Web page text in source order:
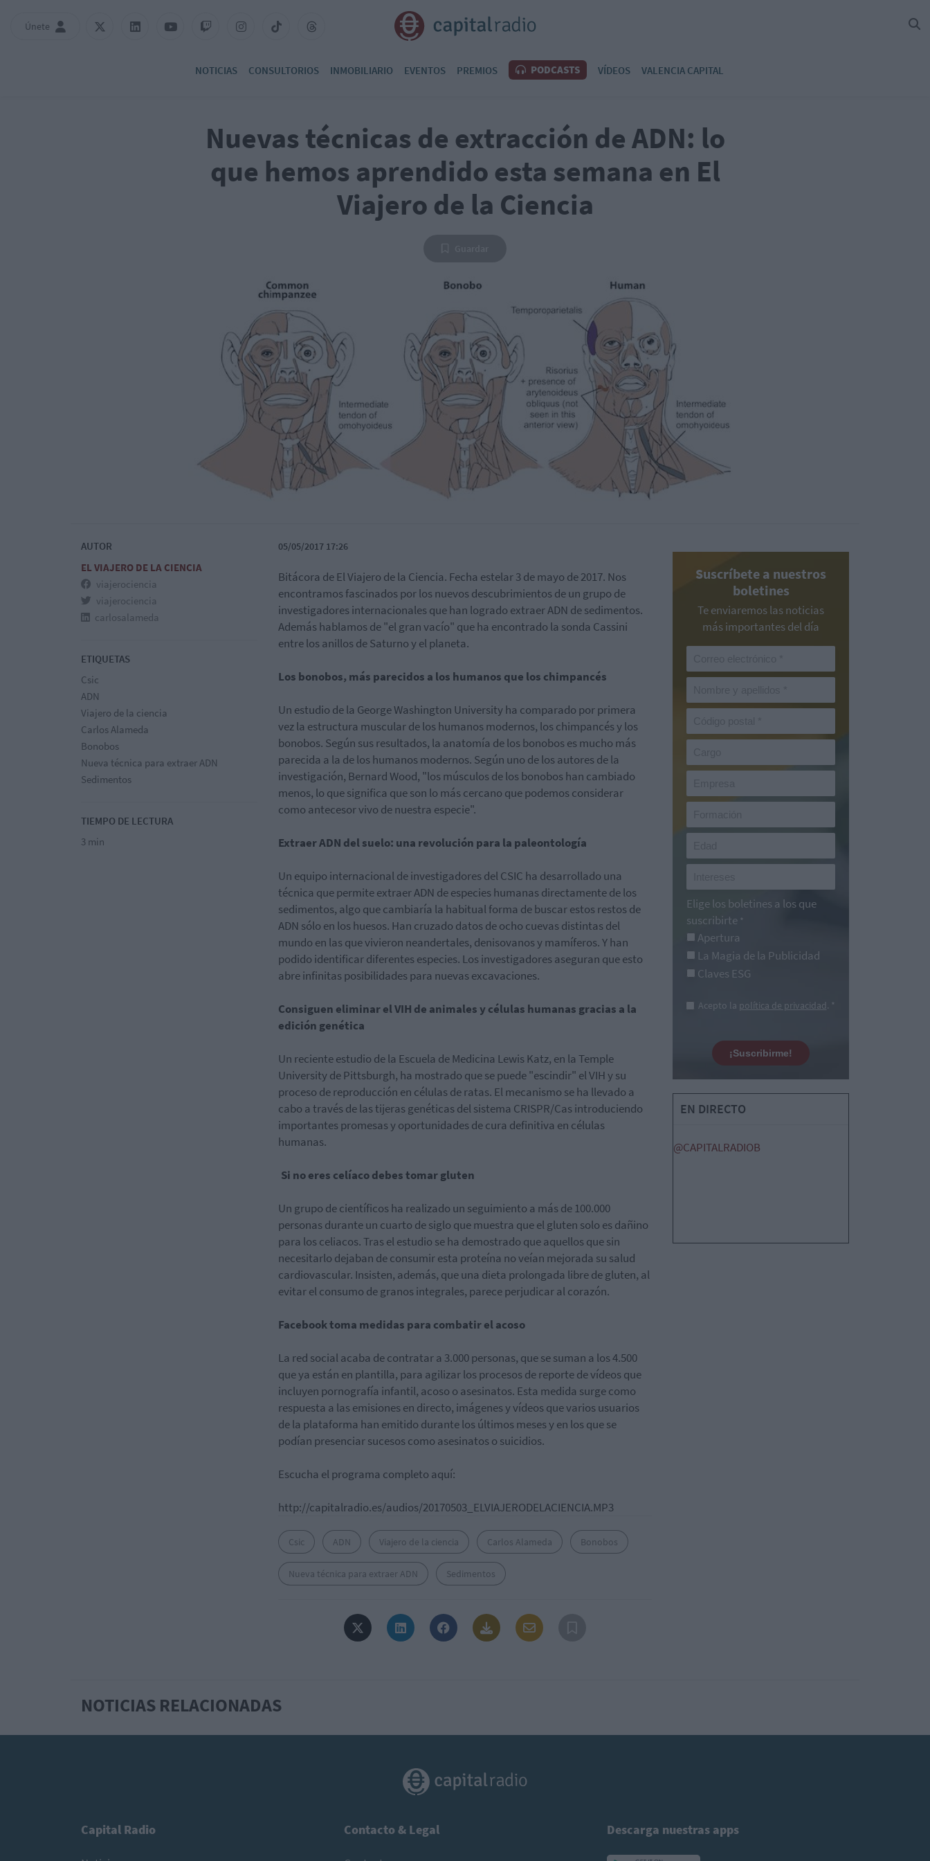
Únete
NOTICIAS CONSULTORIOS INMOBILIARIO EVENTOS PREMIOS PODCASTS VÍDEOS VALENCIA CAPITAL
Nuevas técnicas de extracción de ADN: lo
que hemos aprendido esta semana en El
Viajero de la Ciencia
AUTOR
EL VIAJERO DE LA CIENCIA
viajerociencia
viajerociencia
carlosalameda
ETIQUETAS
Csic
ADN
Viajero de la ciencia
Carlos Alameda
Bonobos
Nueva técnica para extraer ADN
Sedimentos
TIEMPO DE LECTURA
3 min
05/05/2017 17:26
Bitácora de El Viajero de la Ciencia. Fecha estelar 3 de mayo de 2017. Nos
encontramos fascinados por los nuevos descubrimientos de un grupo de
investigadores internacionales que han logrado extraer ADN de sedimentos.
Además hablamos de "el gran vacío" que ha encontrado la sonda Cassini
entre los anillos de Saturno y el planeta.
Los bonobos, más parecidos a los humanos que los chimpancés
Un estudio de la George Washington University ha comparado por primera
vez la estructura muscular de los humanos modernos, los chimpancés y los
bonobos. Según sus resultados, la anatomía de los bonobos es mucho más
parecida a la de los humanos modernos. Según uno de los autores de la
investigación, Bernard Wood, "los músculos de los bonobos han cambiado
menos, lo que significa que son lo más cercano que podemos considerar
como antecesor vivo de nuestra especie".
Extraer ADN del suelo: una revolución para la paleontología
Un equipo internacional de investigadores del CSIC ha desarrollado una
técnica que permite extraer ADN de especies humanas directamente de los
sedimentos, algo que cambiaría la habitual forma de buscar estos restos de
ADN sólo en los huesos. Han cruzado datos de ocho cuevas distintas del
mundo en las que vivieron neandertales, denisovanos y mamíferos. Y han
podido identificar diferentes especies. Los investigadores aseguran que esto
abre infinitas posibilidades para nuevas excavaciones.
Consiguen eliminar el VIH de animales y células humanas gracias a la
edición genética
Un reciente estudio de la Escuela de Medicina Lewis Katz, en la Temple
University de Pittsburgh, ha mostrado que se puede "escindir" el VIH y su
proceso de reproducción en células de ratas. El mecanismo se ha llevado a
cabo a través de las tijeras genéticas del sistema CRISPR/Cas introduciendo
importantes promesas y oportunidades de cura definitiva en células
humanas.
Si no eres celíaco debes tomar gluten
Un grupo de científicos ha realizado un seguimiento a más de 100.000
personas durante un cuarto de siglo que muestra que el gluten solo es dañino
para los celiacos. Tras el estudio se ha demostrado que aquellos que sin
necesitarlo dejaban de consumir esta proteína no veían mejorada su salud
cardiovascular. Insisten, además, que una dieta prolongada libre de gluten, al
evitar el consumo de granos integrales, parece perjudicar al corazón.
Facebook toma medidas para combatir el acoso
La red social acaba de contratar a 3.000 personas, que se suman a los 4.500
que ya están en plantilla, para agilizar los procesos de reporte de vídeos que
incluyen pornografía infantil, acoso o asesinatos. Esta medida surge como
respuesta a las emisiones en directo, imágenes y vídeos que varios usuarios
de la plataforma han emitido durante los últimos meses y en los que se
podían presenciar sucesos como asesinatos o suicidios.
Escucha el programa completo aquí:
http://capitalradio.es/audios/20170503_ELVIAJERODELACIENCIA.MP3
Csic ADN Viajero de la ciencia Carlos Alameda Bonobos
Nueva técnica para extraer ADN Sedimentos
Suscríbete a nuestros
boletines
Te enviaremos las noticias
más importantes del día
Elige los boletines a los que
suscribirte *
Apertura
La Magia de la Publicidad
Claves ESG
Acepto la política de privacidad. *
¡Suscribirme!
EN DIRECTO
@CAPITALRADIOB
NOTICIAS RELACIONADAS
Capital Radio Contacto & Legal Descarga nuestras apps